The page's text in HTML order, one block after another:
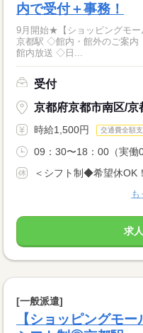
内で受付＋事務！
9月開始★【ショッピングモ
京都駅 ◇館内・館外のご案内（迷子預かり等） ◇落とし物の管理 ◇
館内放送 ◇日...
受付
京都府京都市南区/京
時給1,500円 交通費全額
09：30〜18：00（実働
＜シフト制◆希望休OK
も
求
[一般派遣]
【ショッピングモ